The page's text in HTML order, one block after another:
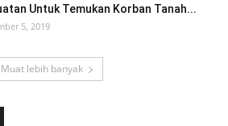
Untuk Temukan Korban Tanah...
5, 2019
Muat lebih banyak